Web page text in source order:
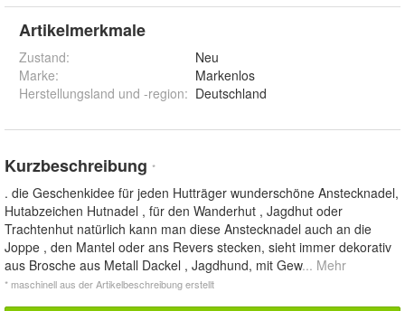
Artikelmerkmale
Zustand:
Neu
Marke:
Markenlos
Herstellungsland und -region: Deutschland
Kurzbeschreibung *
. die Geschenkidee für jeden Hutträger wunderschöne Anstecknadel,
Hutabzeichen Hutnadel , für den Wanderhut , Jagdhut oder
Trachtenhut natürlich kann man diese Anstecknadel auch an die
Joppe , den Mantel oder ans Revers stecken, sieht immer dekorativ
aus Brosche aus Metall Dackel , Jagdhund, mit Gew... Mehr
* maschinell aus der Artikelbeschreibung erstellt